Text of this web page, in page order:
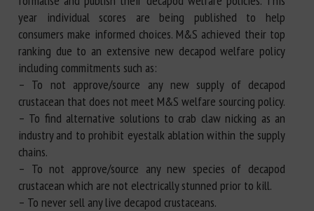
year individual scores are being published to help
consumers make informed choices. M&S achieved their top
ranking due to an extensive new decapod welfare policy
including commitments such as:
– To not approve/source any new supply of decapod
crustacean that does not meet M&S welfare sourcing policy.
– To find alternative solutions to crab claw nicking as an
industry and to prohibit eyestalk ablation within the supply
chains.
– To not approve/source any new species of decapod
crustacean which are not electrically stunned prior to kill.
– To never sell any live decapod crustaceans. ​